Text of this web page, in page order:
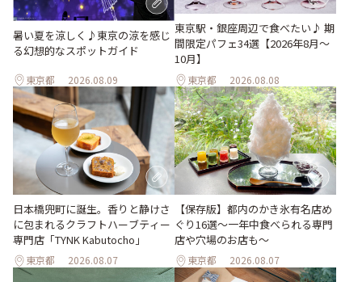
暑い夏を涼しく♪東京の涼を感じ
る幻想的なスポットガイド
東京都 2026.08.09
東京駅・銀座周辺で食べたい♪ 期
間限定パフェ34選【2026年8月～
10月】
東京都 2026.08.08
日本橋兜町に誕生。香りと静けさ
に包まれるクラフトハーブティー
専門店「TYNK Kabutocho」
東京都 2026.08.07
【保存版】都内のかき氷有名店め
ぐり16選～一年中食べられる専門
店や穴場のお店も～
東京都 2026.08.07